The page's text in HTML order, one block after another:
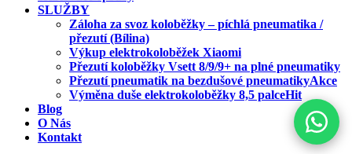
SLUŽBY
Záloha za svoz koloběžky – píchlá pneumatika /
přezutí (Bílina)
Výkup elektrokoloběžek Xiaomi
Přezutí koloběžky Vsett 8/9/9+ na plné pneumatiky
Přezutí pneumatik na bezdušové pneumatiky
Výměna duše elektrokoloběžky 8,5 palce
Blog
O Nás
Kontakt